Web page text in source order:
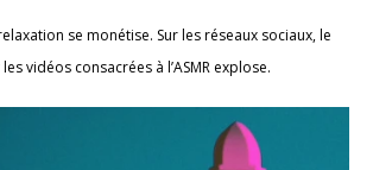
se monétise. Sur les réseaux sociaux, le
vidéos consacrées à l’ASMR explose.